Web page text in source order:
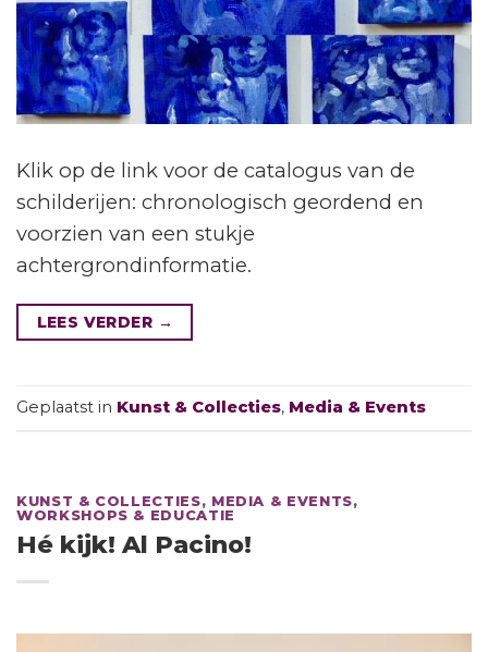
Klik op de link voor de catalogus van de
schilderijen: chronologisch geordend en
voorzien van een stukje
achtergrondinformatie.
LEES VERDER →
Geplaatst in Kunst & Collecties, Media & Events
KUNST & COLLECTIES, MEDIA & EVENTS,
WORKSHOPS & EDUCATIE
Hé kijk! Al Pacino!